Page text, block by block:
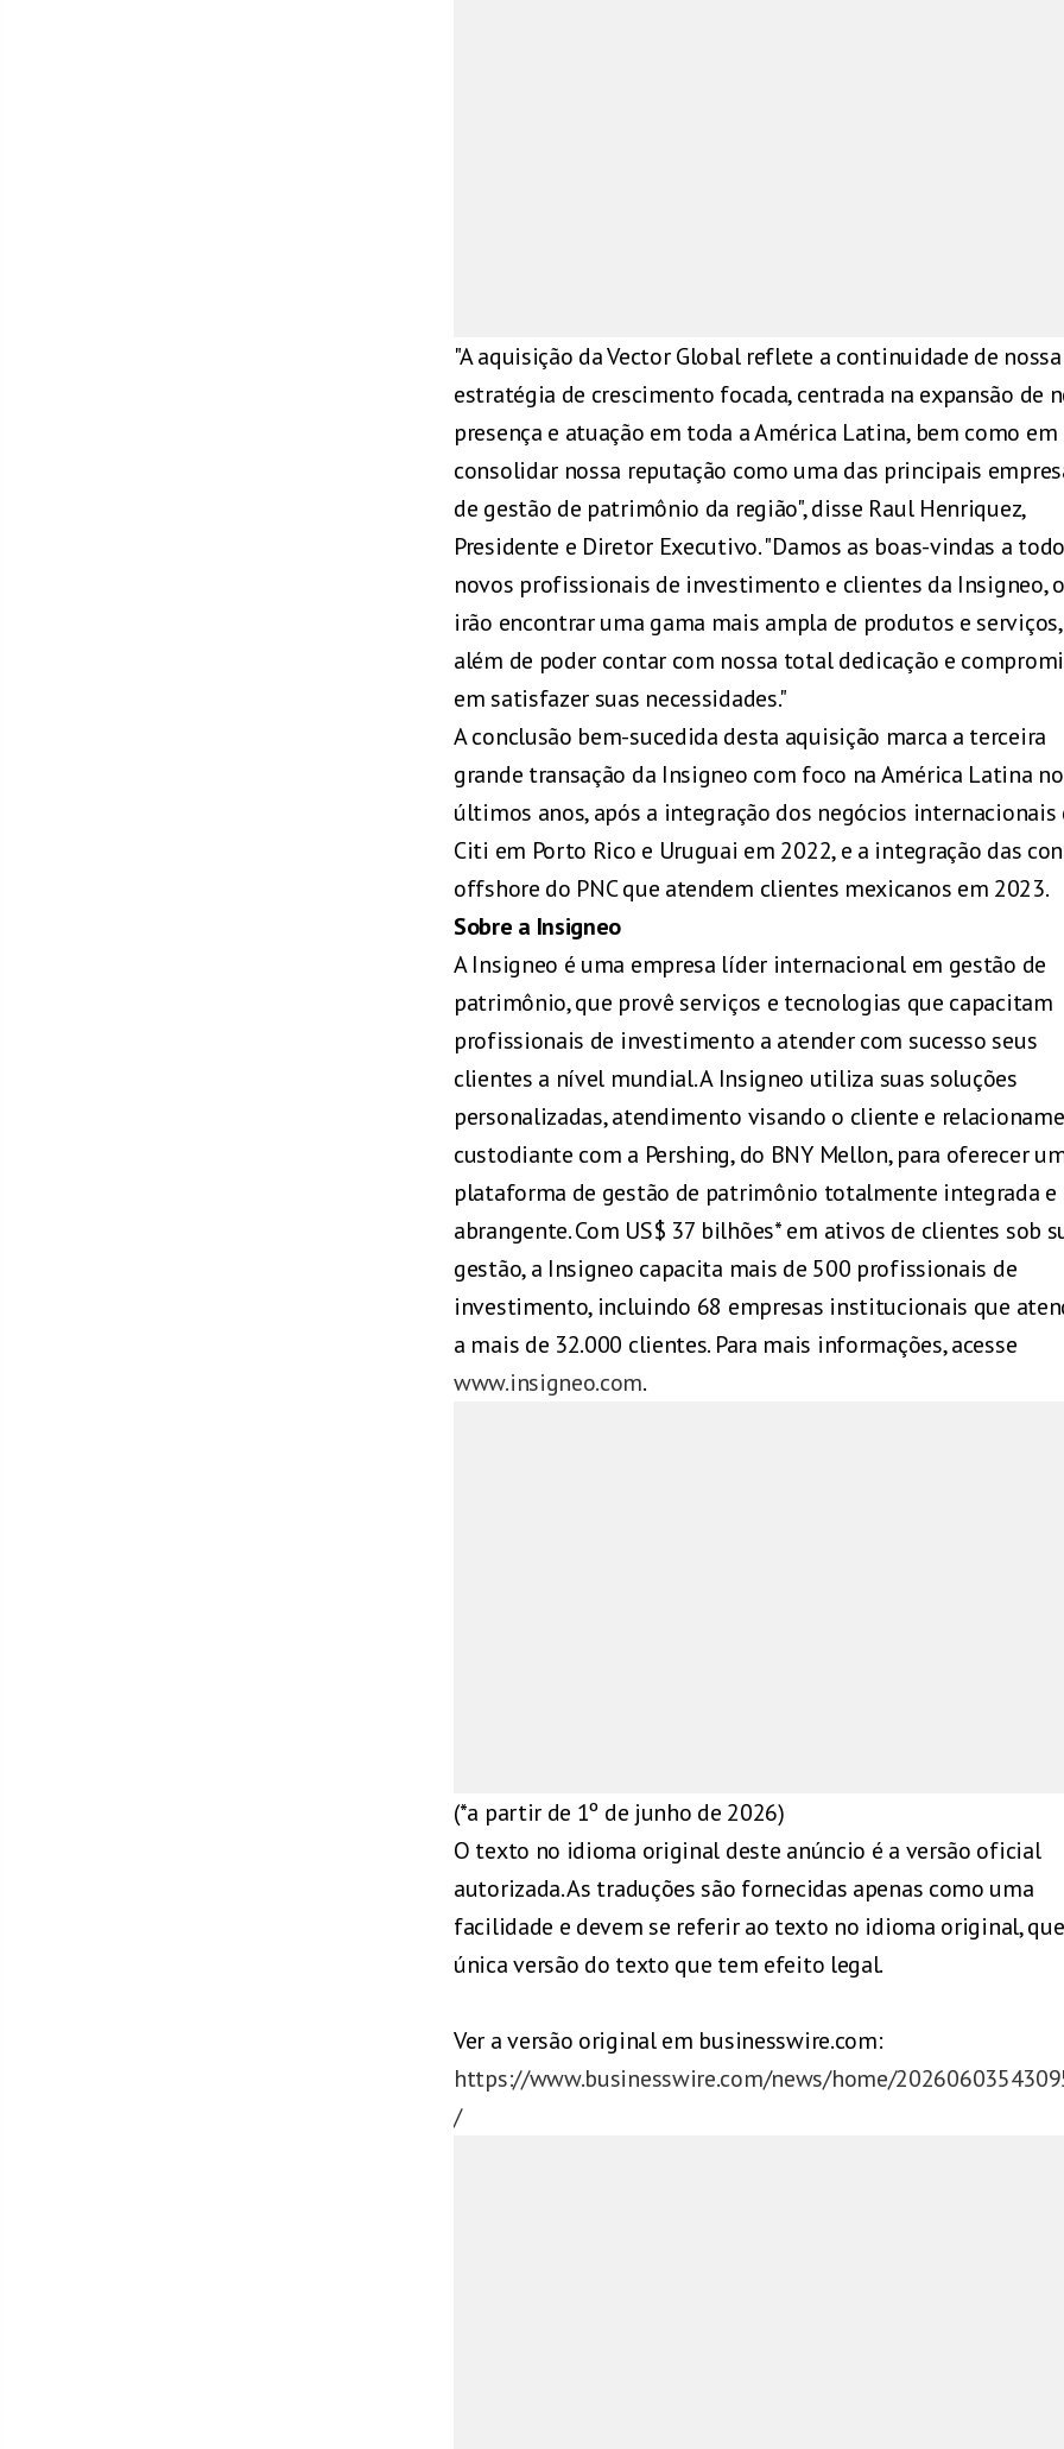
"A aquisição da Vector Global reflete a continuidade de nossa
estratégia de crescimento focada, centrada na expansão de
presença e atuação em toda a América Latina, bem como em
consolidar nossa reputação como uma das principais
de gestão de patrimônio da região", disse Raul Henriquez,
Presidente e Diretor Executivo. "Damos as boas-vindas a
novos profissionais de investimento e clientes da Insigneo,
irão encontrar uma gama mais ampla de produtos e serviços,
além de poder contar com nossa total dedicação e
em satisfazer suas necessidades."
A conclusão bem-sucedida desta aquisição marca a terceira
grande transação da Insigneo com foco na América Latina
últimos anos, após a integração dos negócios internacionais
Citi em Porto Rico e Uruguai em 2022, e a integração das
offshore do PNC que atendem clientes mexicanos em 2023.
Sobre a Insigneo
A Insigneo é uma empresa líder internacional em gestão de
patrimônio, que provê serviços e tecnologias que capacitam
profissionais de investimento a atender com sucesso seus
clientes a nível mundial. A Insigneo utiliza suas soluções
personalizadas, atendimento visando o cliente e
custodiante com a Pershing, do BNY Mellon, para oferecer
plataforma de gestão de patrimônio totalmente integrada e
abrangente. Com US$ 37 bilhões* em ativos de clientes sob
gestão, a Insigneo capacita mais de 500 profissionais de
investimento, incluindo 68 empresas institucionais que
a mais de 32.000 clientes. Para mais informações, acesse
www.insigneo.com.
(*a partir de 1º de junho de 2026)
O texto no idioma original deste anúncio é a versão oficial
autorizada. As traduções são fornecidas apenas como uma
facilidade e devem se referir ao texto no idioma original,
única versão do texto que tem efeito legal.
Ver a versão original em businesswire.com:
https://www.businesswire.com/news/home/
/